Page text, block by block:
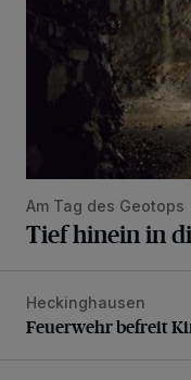
Am Tag des Geotops
Tief hinein in
Feuerwehr befreit
Heckinghausen
Feuerwehr befreit